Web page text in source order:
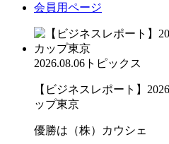
会員用ページ
2026.08.06 トピックス
【ビジネスレポート】
ップ東京
優勝は（株）カウシェ